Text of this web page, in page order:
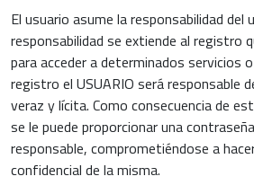
El usuario asume la responsabilidad del
responsabilidad se extiende al registro
para acceder a determinados servicios
registro el USUARIO será responsable
veraz y lícita. Como consecuencia de
se le puede proporcionar una
responsable, comprometiéndose a
confidencial de la misma.